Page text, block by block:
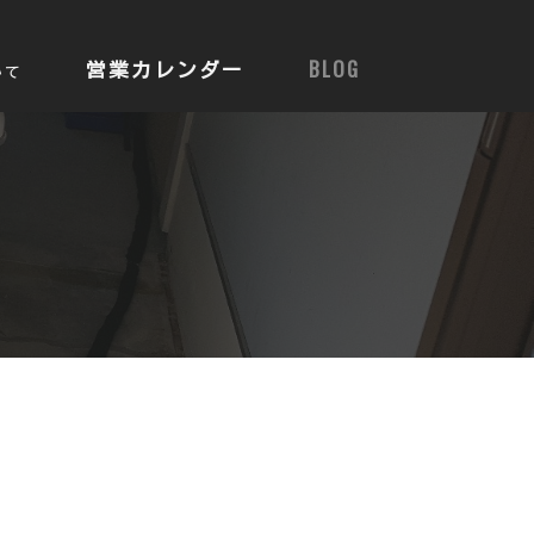
営業カレンダー BLOG